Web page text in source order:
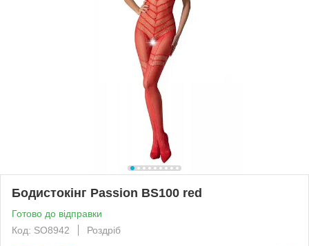
Бодистокінг Passion BS100 red
Готово до відправки
Код: SO8942
Роздріб